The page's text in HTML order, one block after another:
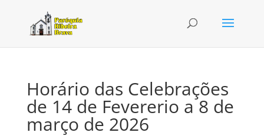
Horário das Celebrações
de 14 de Fevererio a 8 de
março de 2026